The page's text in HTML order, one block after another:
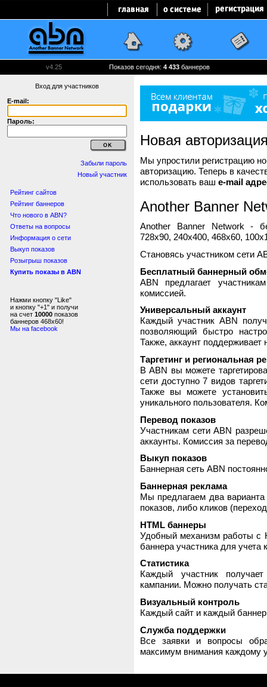
v4.25 Показов сегодня: 4 433 баннеров
Вход для участников
E-mail:
Пароль:
Забыли пароль
Новый участник
Рейтинг сайтов
Рейтинг баннеров
Что нового в ABN?
Ответы на вопросы
Информация о сети
Выкуп показов
Розыгрыш показов
Купить показы в ABN
Нажми кнопку "Like"
и кнопку "+1" и получи
на счет 10000 показов
баннеров 468x60!
Мы на facebook
Новая
Мы упростили регистрацию
авторизацию. Теперь в
использовать ваш e-mail
Another Banner
Another Banner Network -
728x90, 240x400, 468x60,
Становясь участником сети
Бесплатный баннерный
ABN предлагает
комиссией.
Универсальный аккаунт
Каждый участник ABN
позволяющий быстро
Также, аккаунт поддерживает
Таргетинг и региональная
В ABN вы можете
сети доступно 7 видов
Также вы можете
уникального пользователя.
Перевод показов
Участникам сети ABN
аккаунты. Комиссия за
Выкуп показов
Баннерная сеть ABN
Баннерная реклама
Мы предлагаем два
показов, либо кликов
HTML баннеры
Удобный механизм работы с
баннера участника для
Статистика
Каждый участник
кампании. Можно получать
Визуальный контроль
Каждый сайт и каждый
Служба поддержки
Все заявки и вопросы
максимум внимания каждому